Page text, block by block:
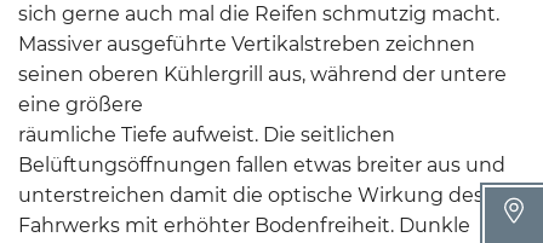
sich gerne auch mal die Reifen schmutzig macht.
Massiver ausgeführte Vertikalstreben zeichnen
seinen oberen Kühlergrill aus, während der untere
eine größere
räumliche Tiefe aufweist. Die seitlichen
Belüftungsöffnungen fallen etwas breiter aus und
unterstreichen damit die optische Wirkung des
Fahrwerks mit erhöhter Bodenfreiheit. Dunkle